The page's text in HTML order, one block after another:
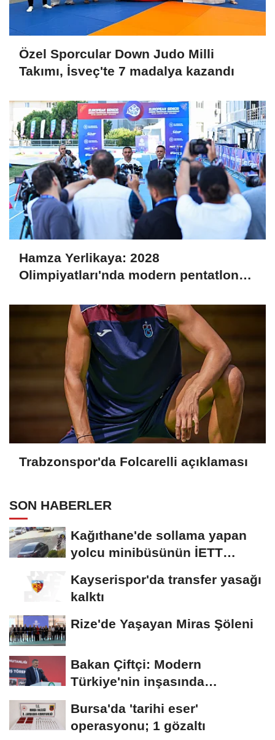
Özel Sporcular Down Judo Milli
Takımı, İsveç'te 7 madalya kazandı
Hamza Yerlikaya: 2028
Olimpiyatları'nda modern pentatlonda
Trabzonspor'da Folcarelli açıklaması
SON HABERLER
Kağıthane'de sollama yapan
yolcu minibüsünün İETT
Kayserispor'da transfer yasağı
kalktı
Rize'de Yaşayan Miras Şöleni
Bakan Çiftçi: Modern
Türkiye'nin inşasında
Bursa'da 'tarihi eser'
operasyonu; 1 gözaltı